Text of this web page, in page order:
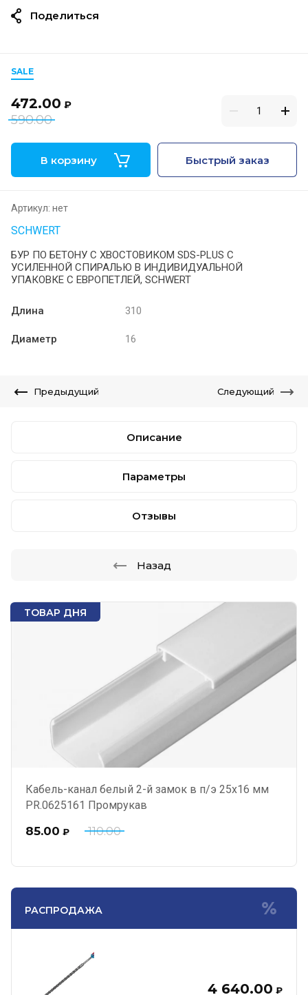
ТОВАР ДНЯ
Кабель-канал белый 2-й замок в п/э 25х16 мм
PR.0625161 Промрукав
110.00
85.00 ₽
РАСПРОДАЖА
4 640.00 ₽
SALE
472.00 ₽
590.00
В корзину Быстрый заказ
Артикул: нет
SCHWERT
БУР ПО БЕТОНУ С ХВОСТОВИКОМ SDS-PLUS С
УСИЛЕННОЙ СПИРАЛЬЮ В ИНДИВИДУАЛЬНОЙ
УПАКОВКЕ С ЕВРОПЕТЛЕЙ, SCHWERT
Длина 310
Диаметр 16
Поделиться
Предыдущий Следующий
Описание
Параметры
Отзывы
Назад